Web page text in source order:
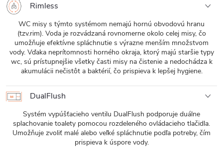
Rimless
WC misy s týmto systémom nemajú hornú obvodovú hranu
(tzv.rim). Voda je rozvádzaná rovnomerne okolo celej misy, čo
umožňuje efektívne spláchnutie s výrazne menším množstvom
vody. Vďaka neprítomnosti horného okraja, ktorý majú staršie typy
wc, sú prístupnejšie všetky časti misy na čistenie a nedochádza k
akumulácii nečistôt a baktérií, čo prispieva k lepšej hygiene.
DualFlush
Systém vypúšťacieho ventilu DualFlush podporuje duálne
splachovanie toalety pomocou rozdeleného ovládacieho tlačidla.
Umožňuje zvoliť malé alebo veľké spláchnutie podľa potreby, čím
prispieva k úspore vody.